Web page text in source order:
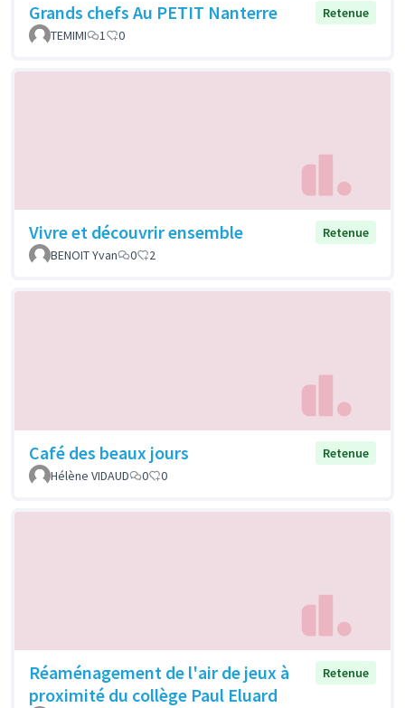
Grands chefs Au PETIT Nanterre
Retenue
TEMIMI
1 0
Vivre et découvrir ensemble
Retenue
BENOIT Yvan
0 2
Café des beaux jours
Retenue
Hélène VIDAUD
0 0
Réaménagement de l'air de jeux à
proximité du collège Paul Eluard
Retenue